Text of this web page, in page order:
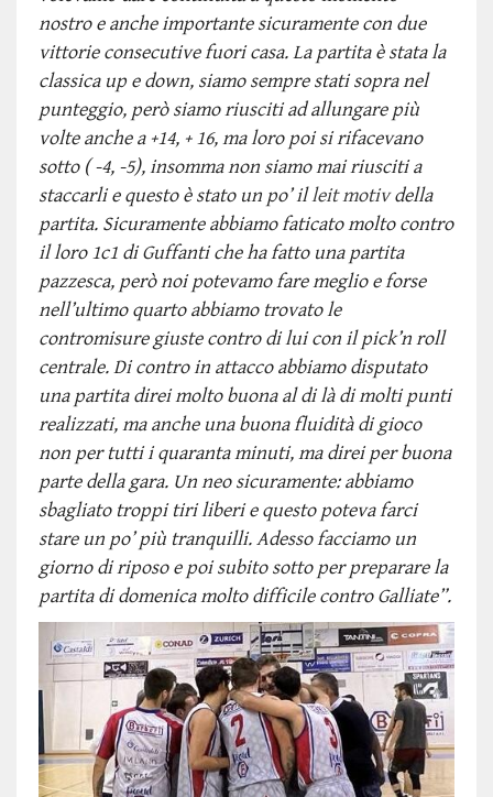
nostro e anche importante sicuramente con due
vittorie consecutive fuori casa. La partita è stata la
classica up e down, siamo sempre stati sopra nel
punteggio, però siamo riusciti ad allungare più
volte anche a +14, + 16, ma loro poi si rifacevano
sotto ( -4, -5), insomma non siamo mai riusciti a
staccarli e questo è stato un po’ illeit motivdella
partita. Sicuramente abbiamo faticato molto contro
il loro 1c1 di Guffanti che ha fatto una partita
pazzesca, però noi potevamo fare meglio e forse
nell’ultimo quarto abbiamo trovato le
contromisure giuste contro di lui con il pick’n roll
centrale. Di contro in attacco abbiamo disputato
una partita direi molto buona al di là di molti punti
realizzati, ma anche una buona fluidità di gioco
non per tutti i quaranta minuti, ma direi per buona
parte della gara. Un neo sicuramente: abbiamo
sbagliato troppi tiri liberi e questo poteva farci
stare un po’ più tranquilli. Adesso facciamo un
giorno di riposo e poi subito sotto per preparare la
partita di domenica molto difficile contro Galliate”.